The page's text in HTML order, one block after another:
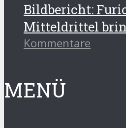
Bildbericht:
Mitteldrittel
Kommentare
MENÜ